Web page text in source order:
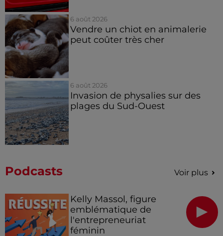
6 août 2026
Vendre un chiot en animalerie
peut coûter très cher
6 août 2026
Invasion de physalies sur des
plages du Sud-Ouest
Podcasts Voir plus
Kelly Massol, figure
emblématique de
l'entrepreneuriat
féminin